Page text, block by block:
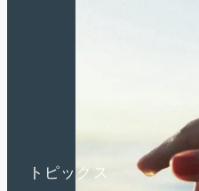
ト ピッ ク ス